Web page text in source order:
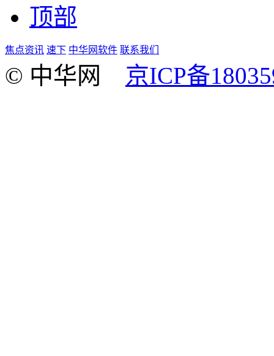
顶部
焦点资讯 速下 中华网软件 联系我们
© 中华网 京ICP备